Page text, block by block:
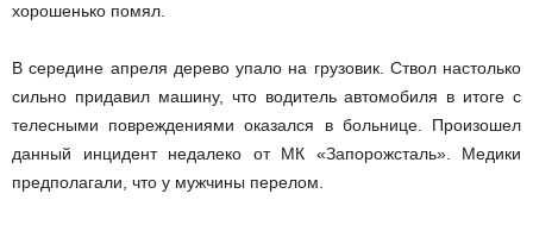
хорошенько помял.
В середине апреля дерево упало на грузовик. Ствол настолько
сильно придавил машину, что водитель автомобиля в итоге с
телесными повреждениями оказался в больнице. Произошел
данный инцидент недалеко от МК «Запорожсталь». Медики
предполагали, что у мужчины перелом.